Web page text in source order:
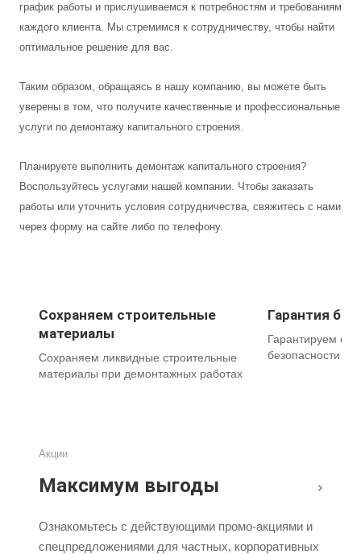
график работы и прислушиваемся к потребностям и требованиям
каждого клиента. Мы стремимся к сотрудничеству, чтобы найти
оптимальное решение для вас.
Таким образом, обращаясь в нашу компанию, вы можете быть
уверены в том, что получите качественные и профессиональные
услуги по демонтажу капитального строения.
Планируете выполнить демонтаж капитального строения?
Воспользуйтесь услугами нашей компании. Чтобы заказать
работы или уточнить условия сотрудничества, свяжитесь с нами
через форму на сайте либо по телефону.
Сохраняем строительные
материалы
Сохраняем ликвидные строительные
материалы при демонтажных работах
Гарантия
Гарантируем
безопасности на
Акции
Максимум выгоды
Ознакомьтесь с действующими промо-акциями и
спецпредложениями для частных, корпоративных